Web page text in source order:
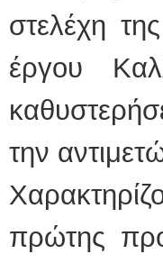
στελέχη
έργου
την
πρώτης